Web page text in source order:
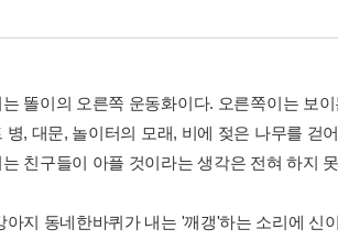
똘이의 오른쪽 운동화이다. 오른쪽이는 보
병, 대문, 놀이터의 모래, 비에 젖은 나무를 걷
친구들이 아플 것이라는 생각은 전혀 하지
아지 동네한바퀴가 내는 '깨갱'하는 소리에 신